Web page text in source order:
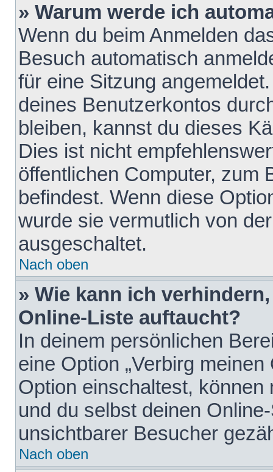
» Warum werde ich
Wenn du beim Anmelden
Besuch automatisch
für eine Sitzung
deines Benutzerkontos
bleiben, kannst du dieses
Dies ist nicht
öffentlichen Computer, zum
befindest. Wenn diese
wurde sie vermutlich von
ausgeschaltet.
Nach oben
» Wie kann ich
Online-Liste auftaucht?
In deinem persönlichen
eine Option „Verbirg
Option einschaltest,
und du selbst deinen
unsichtbarer Besucher
Nach oben